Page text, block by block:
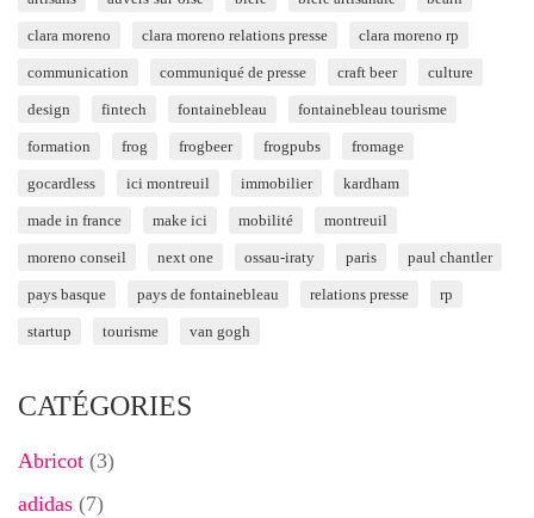
clara moreno clara moreno relations presse clara moreno rp
communication communiqué de presse craft beer culture
design fintech fontainebleau fontainebleau tourisme
formation frog frogbeer frogpubs fromage
gocardless ici montreuil immobilier kardham
made in france make ici mobilité montreuil
moreno conseil next one ossau-iraty paris paul chantler
pays basque pays de fontainebleau relations presse rp
startup tourisme van gogh
CATÉGORIES
Abricot (3)
adidas (7)